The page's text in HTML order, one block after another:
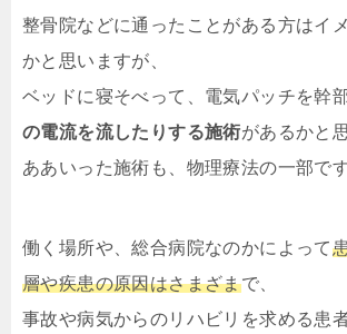
整骨院などに通ったことがある方はイ
かと思いますが、
ベッドに寝そべって、電気パッチを幹
の電流を流したりする施術があるかと
ああいった施術も、物理療法の一部です
働く場所や、総合病院なのかによって
層や疾患の原因はさまざまで、
事故や病気からのリハビリを求める患